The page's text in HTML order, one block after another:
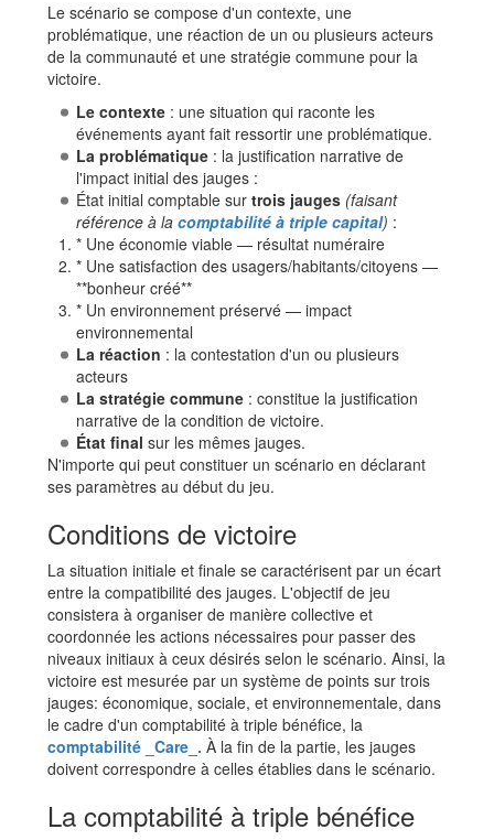
Le scénario se compose d'un contexte, une
problématique, une réaction de un ou plusieurs acteurs
de la communauté et une stratégie commune pour la
victoire.
Le contexte: une situation qui raconte les
événements ayant fait ressortir une problématique.
La problématique: la justification narrative de
l'impact initial des jauges :
État initial comptable sur trois jauges (faisant
référence à la comptabilité à triple capital) :
* Une économie viable — résultat numéraire
* Une satisfaction des usagers/habitants/citoyens —
**bonheur créé**
* Un environnement préservé — impact
environnemental
La réaction : la contestation d'un ou plusieurs
acteurs
La stratégie commune: constitue la justification
narrative de la condition de victoire.
État final sur les mêmes jauges.
N'importe qui peut constituer un scénario en déclarant
ses paramètres au début du jeu.
Conditions de victoire
La situation initiale et finale se caractérisent par un écart
entre la compatibilité des jauges. L'objectif de jeu
consistera à organiser de manière collective et
coordonnée les actions nécessaires pour passer des
niveaux initiaux à ceux désirés selon le scénario. Ainsi, la
victoire est mesurée par un système de points sur trois
jauges: économique, sociale, et environnementale, dans
le cadre d'un comptabilité à triple bénéfice, la
comptabilité _Care_. À la fin de la partie, les jauges
doivent correspondre à celles établies dans le scénario.
La comptabilité à triple bénéfice